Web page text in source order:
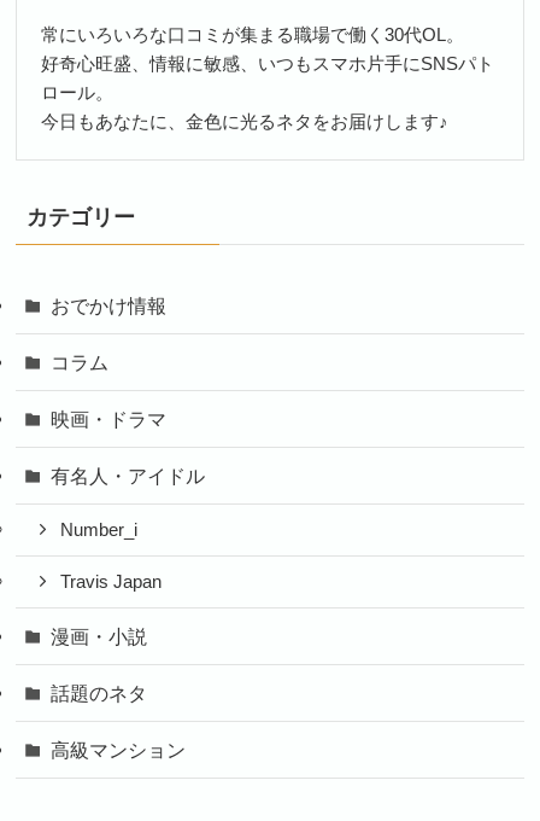
常にいろいろな口コミが集まる職場で働く30代OL。
好奇心旺盛、情報に敏感、いつもスマホ片手にSNSパト
ロール。
今日もあなたに、金色に光るネタをお届けします♪
カテゴリー
おでかけ情報
コラム
映画・ドラマ
有名人・アイドル
Number_i
Travis Japan
漫画・小説
話題のネタ
高級マンション